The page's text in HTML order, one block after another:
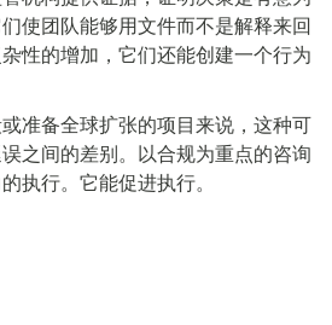
使团队能够用文件而不是解释来回
性的增加，它们还能创建一个行为
准备全球扩张的项目来说，这种可
之间的差别。以合规为重点的咨询
执行。它能促进执行。